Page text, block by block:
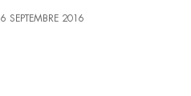
6 SEPTEMBRE 2016